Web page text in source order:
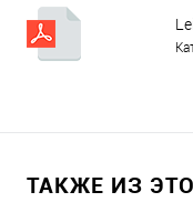
ТАКЖЕ ИЗ